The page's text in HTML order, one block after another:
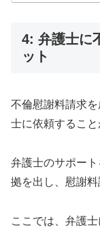
4: 弁護士に
ット
不倫慰謝料請求
士に依頼すること
弁護士のサポー
拠を出し、慰謝料
ここでは、弁護